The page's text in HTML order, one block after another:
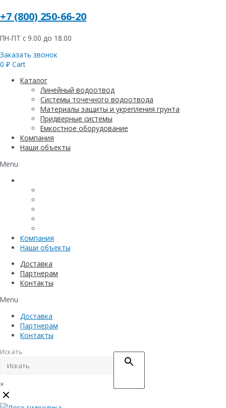
+7 (800) 250-66-20
ПН-ПТ с 9.00 до 18.00
Заказать звонок
0 ₽ Cart
Каталог
Линейный водоотвод
Системы точечного водоотвода
Материалы защиты и укрепления грунта
Придверные системы
Емкостное оборудование
Компания
Наши объекты
Menu
Компания
Наши объекты
Доставка
Партнерам
Контакты
Menu
Доставка
Партнерам
Контакты
Искать
×